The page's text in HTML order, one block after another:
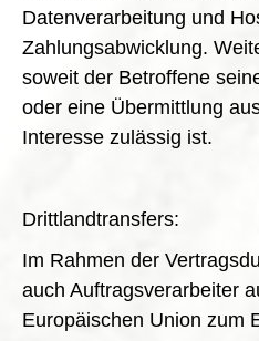
Datenverarbeitung und
Zahlungsabwicklung.
soweit der Betroffene
oder eine Übermittlung
Interesse zulässig ist.
Drittlandtransfers:
Im Rahmen der
auch Auftragsverarbeiter
Europäischen Union zum